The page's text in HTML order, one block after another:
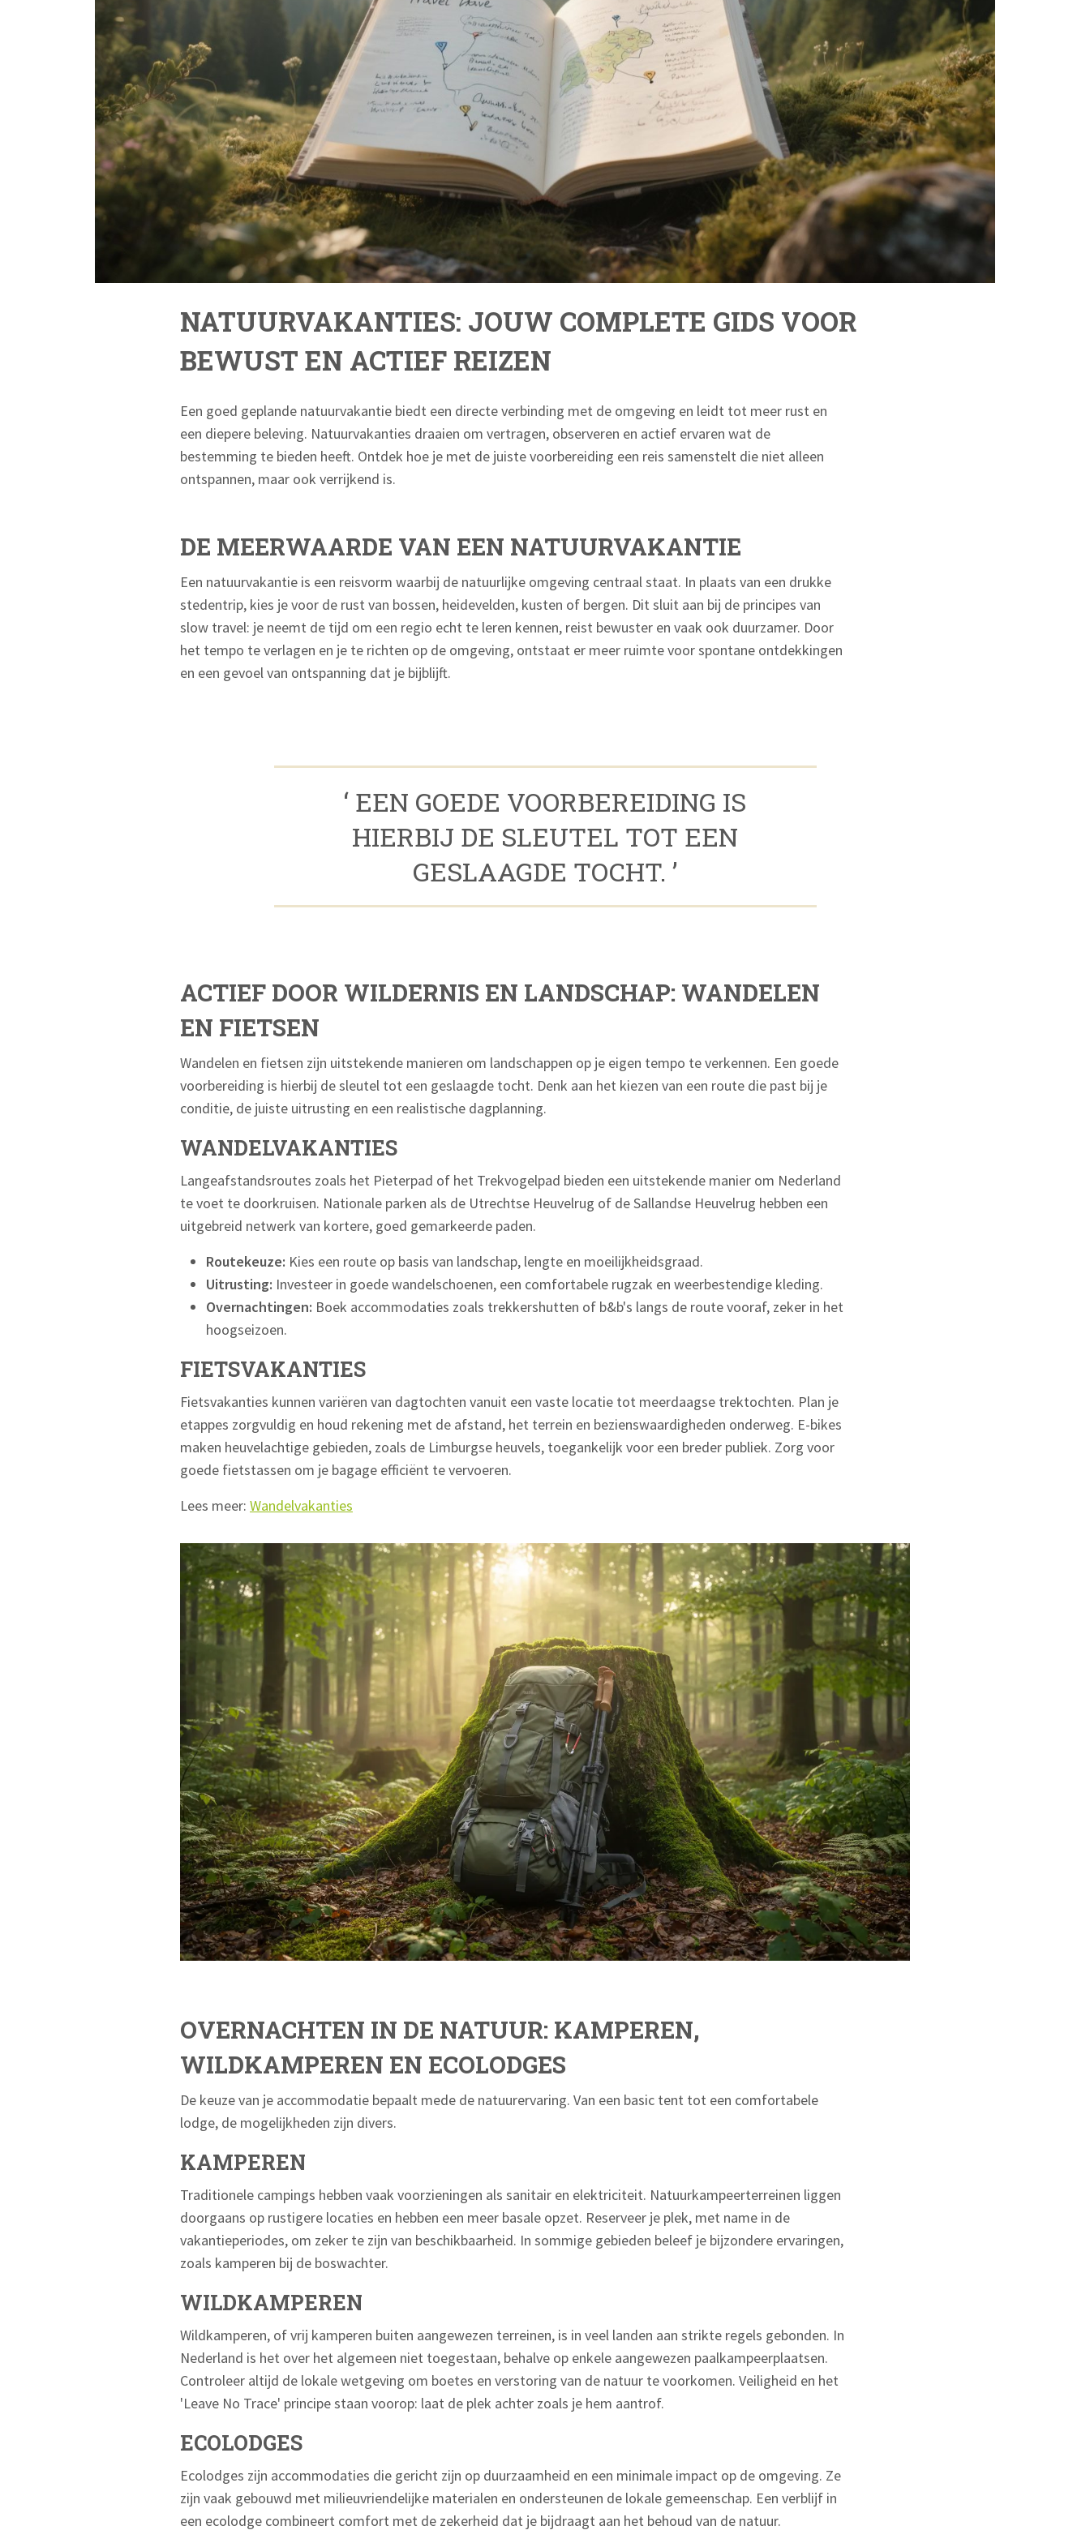
NATUURVAKANTIES: JOUW COMPLETE GIDS VOOR
BEWUST EN ACTIEF REIZEN
Een goed geplande natuurvakantie biedt een directe verbinding met de omgeving en leidt tot meer rust en
een diepere beleving. Natuurvakanties draaien om vertragen, observeren en actief ervaren wat de
bestemming te bieden heeft. Ontdek hoe je met de juiste voorbereiding een reis samenstelt die niet alleen
ontspannen, maar ook verrijkend is.
DE MEERWAARDE VAN EEN NATUURVAKANTIE
Een natuurvakantie is een reisvorm waarbij de natuurlijke omgeving centraal staat. In plaats van een drukke
stedentrip, kies je voor de rust van bossen, heidevelden, kusten of bergen. Dit sluit aan bij de principes van
slow travel: je neemt de tijd om een regio echt te leren kennen, reist bewuster en vaak ook duurzamer. Door
het tempo te verlagen en je te richten op de omgeving, ontstaat er meer ruimte voor spontane ontdekkingen
en een gevoel van ontspanning dat je bijblijft.
‘ EEN GOEDE VOORBEREIDING IS
HIERBIJ DE SLEUTEL TOT EEN
GESLAAGDE TOCHT. ’
ACTIEF DOOR WILDERNIS EN LANDSCHAP: WANDELEN
EN FIETSEN
Wandelen en fietsen zijn uitstekende manieren om landschappen op je eigen tempo te verkennen. Een goede
voorbereiding is hierbij de sleutel tot een geslaagde tocht. Denk aan het kiezen van een route die past bij je
conditie, de juiste uitrusting en een realistische dagplanning.
WANDELVAKANTIES
Langeafstandsroutes zoals het Pieterpad of het Trekvogelpad bieden een uitstekende manier om Nederland
te voet te doorkruisen. Nationale parken als de Utrechtse Heuvelrug of de Sallandse Heuvelrug hebben een
uitgebreid netwerk van kortere, goed gemarkeerde paden.
Routekeuze: Kies een route op basis van landschap, lengte en moeilijkheidsgraad.
Uitrusting: Investeer in goede wandelschoenen, een comfortabele rugzak en weerbestendige kleding.
Overnachtingen: Boek accommodaties zoals trekkershutten of b&b's langs de route vooraf, zeker in het
hoogseizoen.
FIETSVAKANTIES
Fietsvakanties kunnen variëren van dagtochten vanuit een vaste locatie tot meerdaagse trektochten. Plan je
etappes zorgvuldig en houd rekening met de afstand, het terrein en bezienswaardigheden onderweg. E-bikes
maken heuvelachtige gebieden, zoals de Limburgse heuvels, toegankelijk voor een breder publiek. Zorg voor
goede fietstassen om je bagage efficiënt te vervoeren.
Lees meer: Wandelvakanties
OVERNACHTEN IN DE NATUUR: KAMPEREN,
WILDKAMPEREN EN ECOLODGES
De keuze van je accommodatie bepaalt mede de natuurervaring. Van een basic tent tot een comfortabele
lodge, de mogelijkheden zijn divers.
KAMPEREN
Traditionele campings hebben vaak voorzieningen als sanitair en elektriciteit. Natuurkampeerterreinen liggen
doorgaans op rustigere locaties en hebben een meer basale opzet. Reserveer je plek, met name in de
vakantieperiodes, om zeker te zijn van beschikbaarheid. In sommige gebieden beleef je bijzondere ervaringen,
zoals kamperen bij de boswachter.
WILDKAMPEREN
Wildkamperen, of vrij kamperen buiten aangewezen terreinen, is in veel landen aan strikte regels gebonden. In
Nederland is het over het algemeen niet toegestaan, behalve op enkele aangewezen paalkampeerplaatsen.
Controleer altijd de lokale wetgeving om boetes en verstoring van de natuur te voorkomen. Veiligheid en het
'Leave No Trace' principe staan voorop: laat de plek achter zoals je hem aantrof.
ECOLODGES
Ecolodges zijn accommodaties die gericht zijn op duurzaamheid en een minimale impact op de omgeving. Ze
zijn vaak gebouwd met milieuvriendelijke materialen en ondersteunen de lokale gemeenschap. Een verblijf in
een ecolodge combineert comfort met de zekerheid dat je bijdraagt aan het behoud van de natuur.